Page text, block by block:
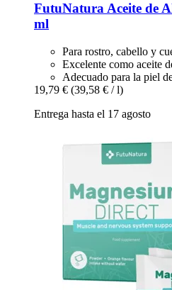
FutuNatura Aceite de
ml
Para rostro, cabello y
Excelente como aceite
Adecuado para la piel
19,79 € (39,58 € / l)
Entrega hasta el 17 agosto